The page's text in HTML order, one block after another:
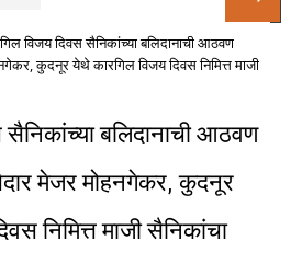
विजय दिवस सैनिकांच्या बलिदानाची आठवण
कुदनूर येथे कारगिल विजय दिवस निमित्त माजी
बलिदानाची आठवण
मेजर मोहनगेकर, कुदनूर
निमित्त माजी सैनिकांचा